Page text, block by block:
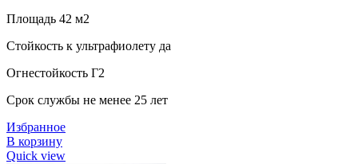
Площадь 42 м2
Стойкость к ультрафиолету да
Огнестойкость Г2
Срок службы не менее 25 лет
Избранное
В корзину
Quick view